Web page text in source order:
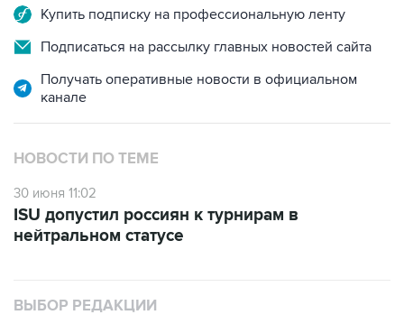
Купить подписку на профессиональную ленту
Подписаться на рассылку главных новостей сайта
Получать оперативные новости в официальном
канале
НОВОСТИ ПО ТЕМЕ
30 июня 11:02
ISU допустил россиян к турнирам в
нейтральном статусе
ВЫБОР РЕДАКЦИИ